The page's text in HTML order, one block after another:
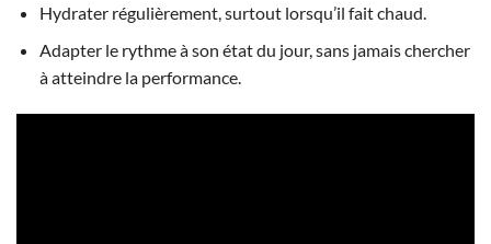
Hydrater régulièrement, surtout lorsqu’il fait chaud.
Adapter le rythme à son état du jour, sans jamais chercher
à atteindre la performance.